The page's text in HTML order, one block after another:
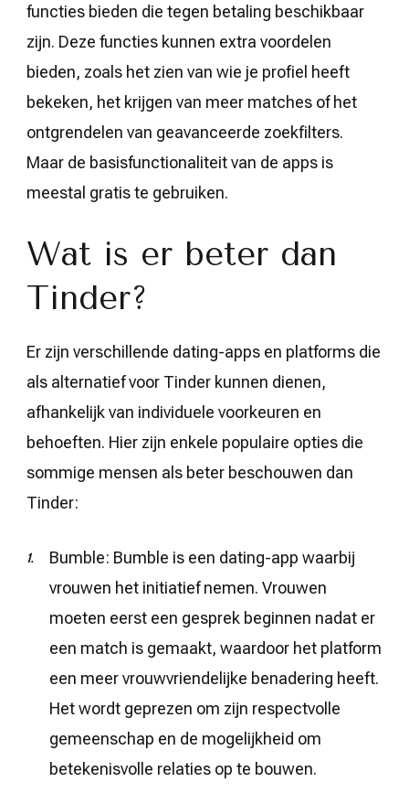
functies bieden die tegen betaling beschikbaar
zijn. Deze functies kunnen extra voordelen
bieden, zoals het zien van wie je profiel heeft
bekeken, het krijgen van meer matches of het
ontgrendelen van geavanceerde zoekfilters.
Maar de basisfunctionaliteit van de apps is
meestal gratis te gebruiken.
Wat is er beter dan
Tinder?
Er zijn verschillende dating-apps en platforms die
als alternatief voor Tinder kunnen dienen,
afhankelijk van individuele voorkeuren en
behoeften. Hier zijn enkele populaire opties die
sommige mensen als beter beschouwen dan
Tinder:
Bumble: Bumble is een dating-app waarbij
vrouwen het initiatief nemen. Vrouwen
moeten eerst een gesprek beginnen nadat er
een match is gemaakt, waardoor het platform
een meer vrouwvriendelijke benadering heeft.
Het wordt geprezen om zijn respectvolle
gemeenschap en de mogelijkheid om
betekenisvolle relaties op te bouwen.